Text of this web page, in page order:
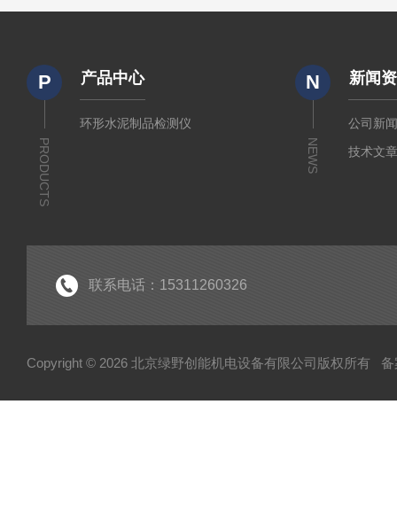
P
PRODUCTS
产品中心
环形水泥制品检测仪
N
NEWS
新闻
公司新
技术文
联系电话：15311260326
Copyright © 2026 北京绿野创能机电设备有限公司版权所有 备